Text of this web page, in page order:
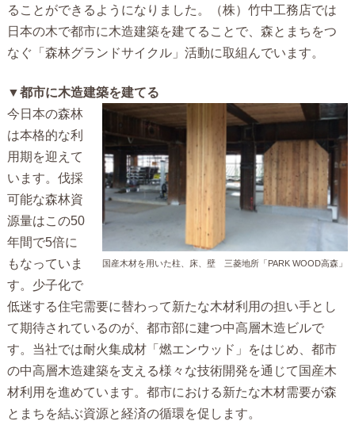
ることができるようになりました。（株）竹中工務店では
日本の木で都市に木造建築を建てることで、森とまちをつ
なぐ「森林グランドサイクル」活動に取組んでいます。
▼都市に木造建築を建てる
国産木材を用いた柱、床、壁 三菱地所「PARK WOOD高森」
今日本の森林
は本格的な利
用期を迎えて
います。伐採
可能な森林資
源量はこの50
年間で5倍に
もなっていま
す。少子化で
低迷する住宅需要に替わって新たな木材利用の担い手とし
て期待されているのが、都市部に建つ中高層木造ビルで
す。当社では耐火集成材「燃エンウッド 」をはじめ、都市
の中高層木造建築を支える様々な技術開発を通じて国産木
材利用を進めています。都市における新たな木材需要が森
とまちを結ぶ資源と経済の循環を促します。